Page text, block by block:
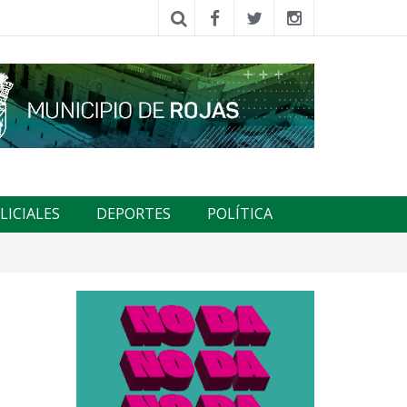
DEPORTES POLÍTICA